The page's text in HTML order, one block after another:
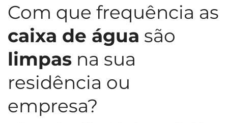
Com que frequência as
caixa de água são
limpas na sua
residência ou
empresa?